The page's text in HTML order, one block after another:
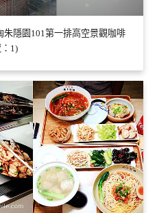
朱隱園101第一排高空景觀咖啡
1)